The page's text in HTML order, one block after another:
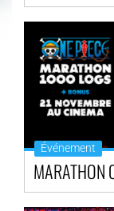
Événement